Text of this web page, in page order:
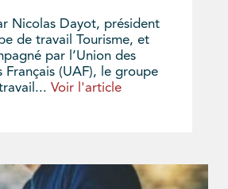
Nicolas Dayot, président
de travail Tourisme, et
par l’Union des
Français (UAF), le groupe
Voir l'article